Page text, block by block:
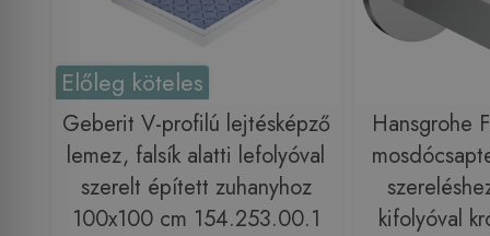
Előleg köteles
Geberit V-profilú lejtésképző
lemez, falsík alatti lefolyóval
szerelt épített zuhanyhoz
100x100 cm 154.253.00.1
Hansgrohe
kifolyóval